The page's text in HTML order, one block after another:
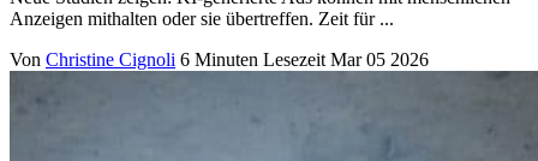
Anzeigen mithalten oder sie übertreffen. Zeit für ...
Von Christine Cignoli 6 Minuten Lesezeit Mar 05 2026